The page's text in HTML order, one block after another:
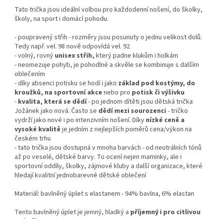
Tato trička jsou ideální volbou pro každodenní nošení, do školky,
školy, na sport i domácí pohodu.
- poupravený střih - rozměry jsou posunuty o jednu velikost dolů.
Tedy např. vel. 98 nově odpovídá vel. 92
- volný, rovný unisex střih, který padne klukům i holkám
- neomezuje pohyb, je pohodlné a skvěle se kombinuje s dalším
oblečením
- díky absenci potisku se hodí i jako základ pod kostýmy, do
kroužků, na sportovní akce nebo pro potisk či výšivku
- kvalita, která se dědí- po jednom dítěti jsou dětská trička
Jožánek jako nová. Často se dědí mezi sourozenci - tričko
vydrží jako nové i po intenzivním nošení. Díky nízké ceně a
vysoké kvalitě je jedním z nejlepších poměrů cena/výkon na
českém trhu
- tato trička jsou dostupná v mnoha barvách - od neutrálních tónů
až po veselé, dětské barvy. To ocení nejen maminky, ale i
sportovní oddíly, školky, zájmové kluby a další organizace, které
hledají kvalitní jednobarevné dětské oblečení
Materiál: bavlněný úplet s elastanem - 94% bavlna, 6% elastan
Tento bavlněný úplet je jemný, hladký a příjemný i pro citlivou